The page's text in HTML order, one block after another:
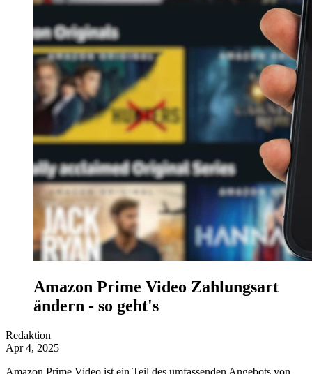
Amazon Prime Video Zahlungsart
ändern - so geht's
Redaktion
Apr 4, 2025
Amazon Prime Video ist ein Teil des umfassenden Angebots von